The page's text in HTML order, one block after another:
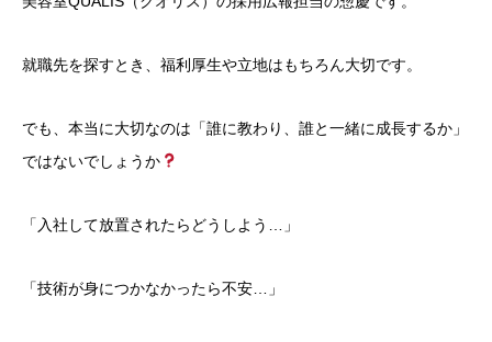
​就職先を探すとき、福利厚生や立地はもちろん大切です。
でも、本当に大切なのは「誰に教わり、誰と一緒に成長するか」
ではないでしょうか
​「入社して放置されたらどうしよう…」
「技術が身につかなかったら不安…」